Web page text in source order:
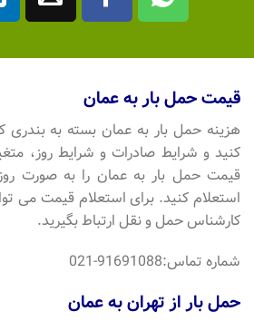
قیمت حمل بار به عمان
هزینه حمل بار به عمان بسته به بندری
کنید و شرایط صادرات و شرایط روز،
قیمت حمل بار به عمان را به صورت
استعلام کنید. برای استعلام قیمت می
کارشناس حمل و نقل ارتباط بگیرید.
شماره تماس:91691088-021
حمل بار از تهران به عمان